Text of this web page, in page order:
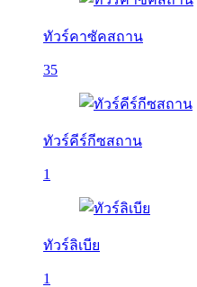
ทัวร์คาซัคสถาน
35
ทัวร์คีร์กีซสถาน
1
ทัวร์ลิเบีย
1